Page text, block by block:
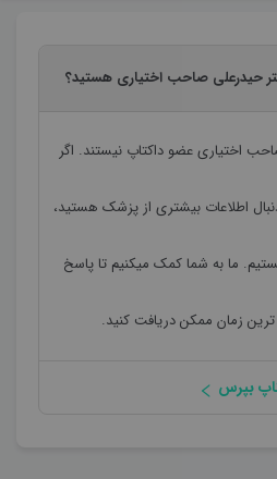
حیدرعلی صاحب اختیاری هستید؟
اختیاریعضو داکتاپ نیستند. اگر
اطلاعات بیشتری از پزشک هستید،
ما به شما کمک میکنیم تا پاسخ
زمان ممکن دریافت کنید.
بپرس